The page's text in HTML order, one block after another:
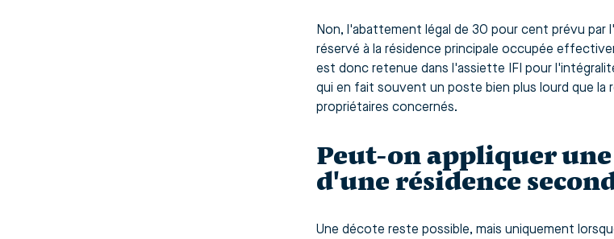
Non, l'abattement légal de 30 pour cent prévu
réservé à la résidence principale occupée
est donc retenue dans l'assiette IFI pour
qui en fait souvent un poste bien plus lourd que la
propriétaires concernés.
Peut-on appliquer
d'une résidence
Une décote reste possible, mais uniquement